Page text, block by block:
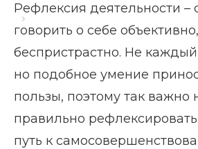
Рефлексия деятельности
Рефлексия деятельности –
говорить о себе объективно,
беспристрастно. Не каждый
но подобное умение
пользы, поэтому так важно
правильно
путь к